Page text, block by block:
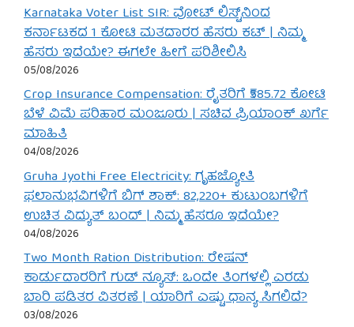
Karnataka Voter List SIR: ವೋಟ್ ಲಿಸ್ಟ್‌ನಿಂದ
ಕರ್ನಾಟಕದ 1 ಕೋಟಿ ಮತದಾರರ ಹೆಸರು ಕಟ್ | ನಿಮ್ಮ
ಹೆಸರು ಇದೆಯೇ? ಈಗಲೇ ಹೀಗೆ ಪರಿಶೀಲಿಸಿ
05/08/2026
Crop Insurance Compensation: ರೈತರಿಗೆ ₹585.72 ಕೋಟಿ
ಬೆಳೆ ವಿಮೆ ಪರಿಹಾರ ಮಂಜೂರು | ಸಚಿವ ಪ್ರಿಯಾಂಕ್ ಖರ್ಗೆ
ಮಾಹಿತಿ
04/08/2026
Gruha Jyothi Free Electricity: ಗೃಹಜ್ಯೋತಿ
ಫಲಾನುಭವಿಗಳಿಗೆ ಬಿಗ್ ಶಾಕ್: 82,220+ ಕುಟುಂಬಗಳಿಗೆ
ಉಚಿತ ವಿದ್ಯುತ್ ಬಂದ್ | ನಿಮ್ಮ ಹೆಸರೂ ಇದೆಯೇ?
04/08/2026
Two Month Ration Distribution: ರೇಷನ್
ಕಾರ್ಡುದಾರರಿಗೆ ಗುಡ್ ನ್ಯೂಸ್: ಒಂದೇ ತಿಂಗಳಲ್ಲಿ ಎರಡು
ಬಾರಿ ಪಡಿತರ ವಿತರಣೆ | ಯಾರಿಗೆ ಎಷ್ಟು ಧಾನ್ಯ ಸಿಗಲಿದೆ?
03/08/2026